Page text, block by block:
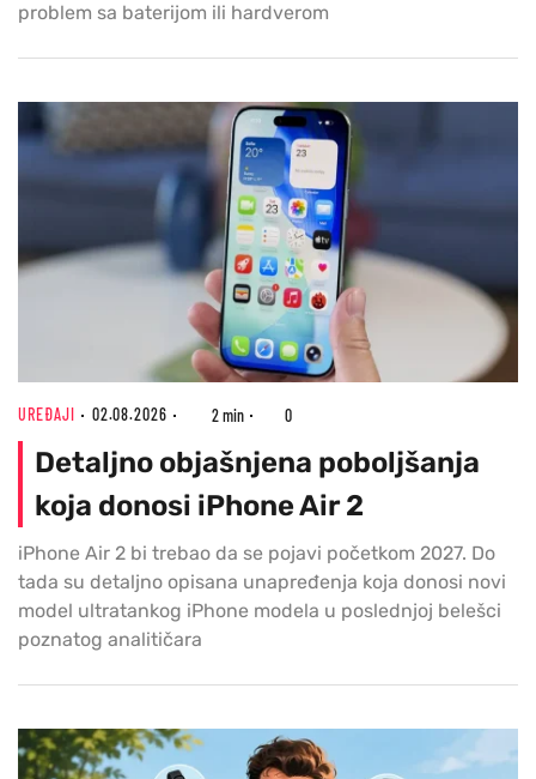
problem sa baterijom ili hardverom
UREĐAJI 02.08.2026 2 min 0
Detaljno objašnjena poboljšanja
koja donosi iPhone Air 2
iPhone Air 2 bi trebao da se pojavi početkom 2027. Do
tada su detaljno opisana unapređenja koja donosi novi
model ultratankog iPhone modela u poslednjoj belešci
poznatog analitičara